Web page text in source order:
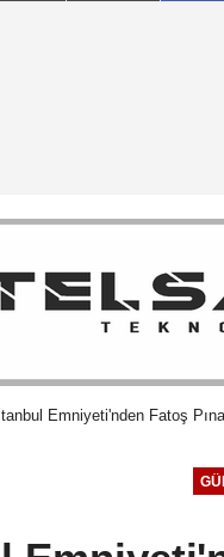
Emniyeti'nden Fatoş